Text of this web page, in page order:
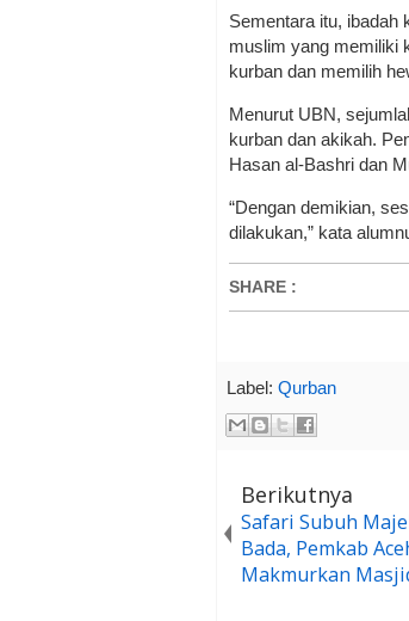
Sementara itu, ibadah
muslim yang memiliki
kurban dan memilih
Menurut UBN,
kurban dan akikah.
Hasan al-Bashri dan
“Dengan demikian,
dilakukan,” kata
SHARE :
Label: Qurban
Berikutnya
Safari Subuh
Bada, Pemkab
Makmurkan